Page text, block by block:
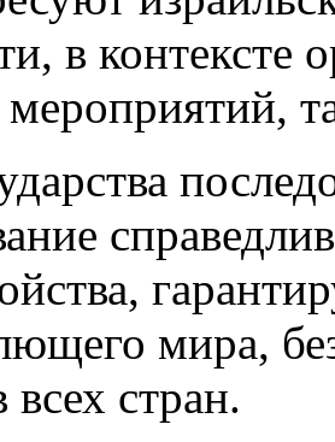
в контексте
мира,
всех стран.